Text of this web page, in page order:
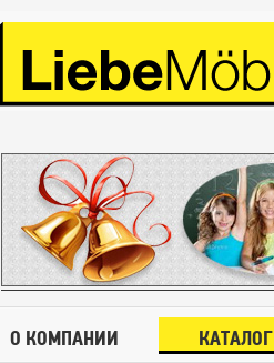
О КОМПАНИИ КАТАЛОГ